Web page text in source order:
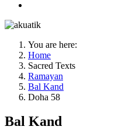
You are here:
Home
Sacred Texts
Ramayan
Bal Kand
Doha 58
Bal Kand